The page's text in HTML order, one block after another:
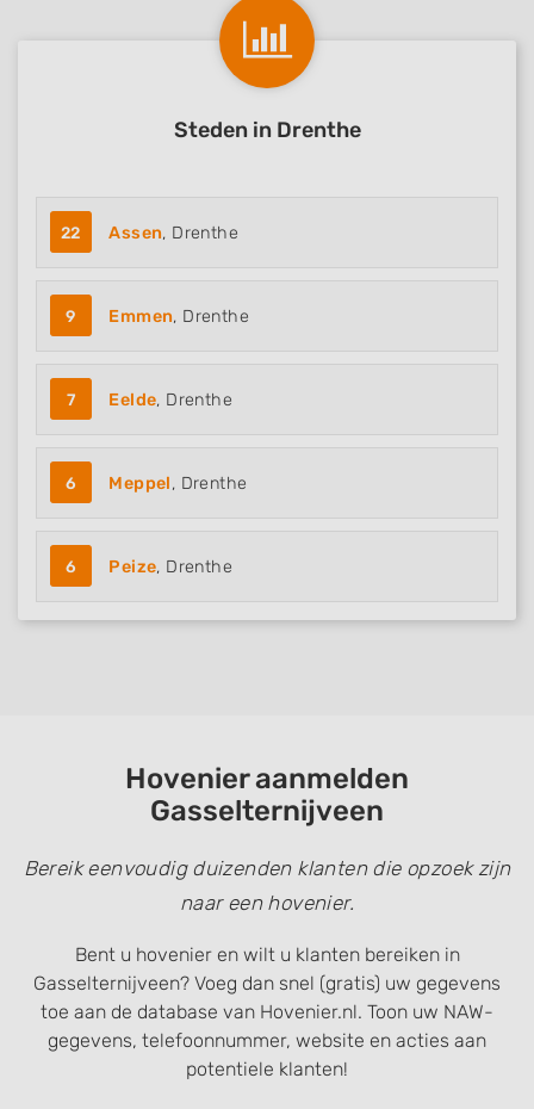
Steden in Drenthe
22 Assen, Drenthe
9 Emmen, Drenthe
7 Eelde, Drenthe
6 Meppel, Drenthe
6 Peize, Drenthe
Hovenier aanmelden
Gasselternijveen
Bereik eenvoudig duizenden klanten die opzoek zijn
naar een hovenier.
Bent u hovenier en wilt u klanten bereiken in
Gasselternijveen? Voeg dan snel (gratis) uw gegevens
toe aan de database van Hovenier.nl. Toon uw NAW-
gegevens, telefoonnummer, website en acties aan
potentiele klanten!